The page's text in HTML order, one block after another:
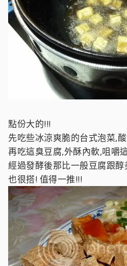
點份大的!!!
先吃些冰涼爽脆的台式泡菜,
再吃這臭豆腐,外酥內軟,咀嚼
經過發酵後那比一般豆腐跟
也很搭! 值得一推!!!